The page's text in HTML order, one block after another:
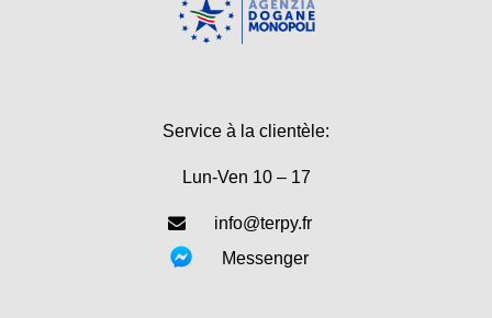
Service à la clientèle:
Lun-Ven 10 – 17
info@terpy.fr
Messenger